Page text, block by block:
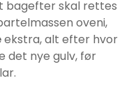
bagefter skal rettes
oveni,
ekstra, alt efter hvor
det nye gulv, før